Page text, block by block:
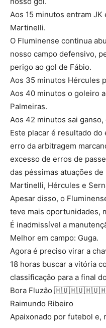
Aos 15 minutos entram
Martinelli.
O Fluminense continua
nosso campo defensivo,
perigo ao gol de Fábio.
Aos 35 minutos Hércules
Aos 40 minutos o goleiro
Palmeiras.
Aos 42 minutos sai
Este placar é resultado
erro da arbitragem
excesso de erros de
das péssimas atuações
Martinelli, Hércules e
Apesar disso, o
teve mais oportunidades,
É inadmissível a
Melhor em campo: Guga.
Agora é preciso virar a
18 horas buscar a vitória
classificação para a final
Bora Fluzão
Raimundo Ribeiro
Apaixonado por futebol e,